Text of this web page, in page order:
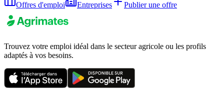
Offres d'emploi Entreprises Publier une offre
Trouvez votre emploi idéal dans le secteur agricole ou les profils
adaptés à vos besoins.